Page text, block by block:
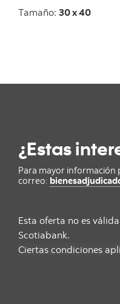
Tamaño: 30 x 40
¿Estas
Para mayor información
correo:
Esta oferta no es
Scotiabank.
Ciertas condiciones